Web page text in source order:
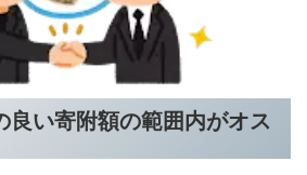
良い寄附額の範囲内がオス